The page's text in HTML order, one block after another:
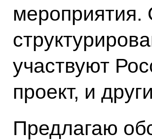
мероприятия.
участвуют
проект, и
Предлагаю